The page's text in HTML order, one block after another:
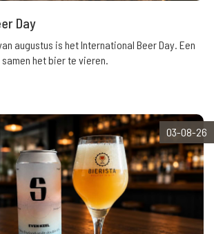
Day
augustus is het International Beer Day. Een
het bier te vieren.
03-08-26